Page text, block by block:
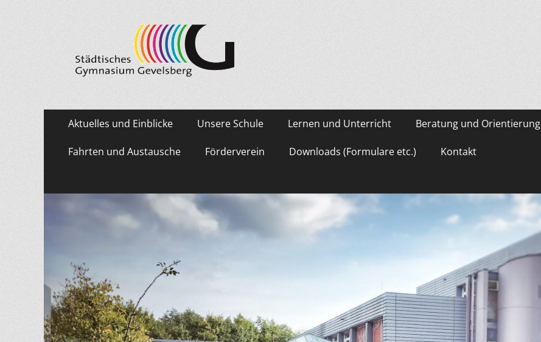
Städtisches Gymnasium Gevelsberg
Primäres
Zum
Inhalt
springen
Aktuelles und Einblicke Unsere Schule Lernen und Unterricht Beratung und Orientierung
Fahrten und Austausche Förderverein Downloads (Formulare etc.) Kontakt